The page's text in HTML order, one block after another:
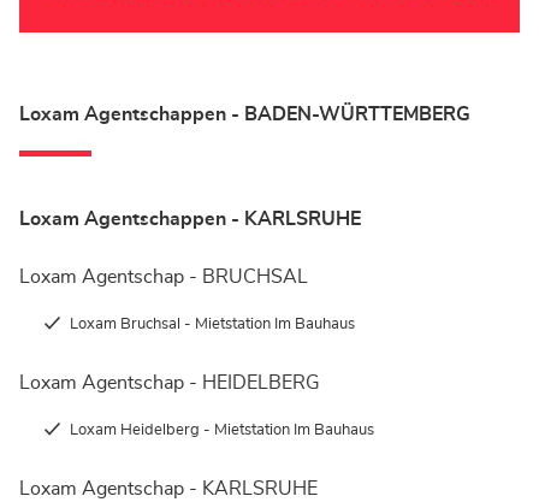
Loxam Agentschappen - BADEN-WÜRTTEMBERG
Loxam Agentschappen - KARLSRUHE
Loxam Agentschap - BRUCHSAL
Loxam Bruchsal - Mietstation Im Bauhaus
Loxam Agentschap - HEIDELBERG
Loxam Heidelberg - Mietstation Im Bauhaus
Loxam Agentschap - KARLSRUHE